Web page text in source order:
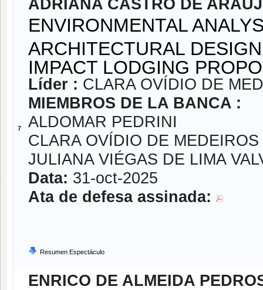
7
ADRIANA CASTRO DE
ENVIRONMENTAL
ARCHITECTURAL
IMPACT LODGING
Líder : CLARA OVÍDIO DE
MIEMBROS DE LA BANCA :
ALDOMAR PEDRINI
CLARA OVÍDIO DE
JULIANA VIÉGAS DE LIMA
Data: 31-oct-2025
Ata de defesa assinada:
Resumen Espectáculo
ENRICO DE ALMEIDA